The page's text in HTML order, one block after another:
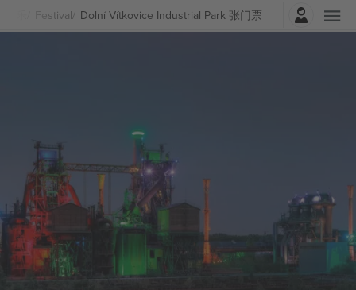
Festival Dolní Vítkovice Industrial Park 张门票
登录